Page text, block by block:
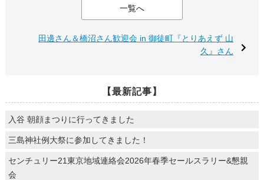
一覧へ
田邊さん＆橋沼さん歓迎会 in 御徒町『とりあえず 山
久』さん
【最新記事】
入谷 朝顔まつりに行ってきました
三島神社例大祭に参加してきました！
センチュリー21東京地域連絡会2026年春季セールスラリー&懇親
会